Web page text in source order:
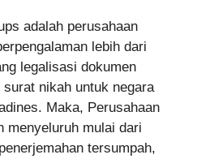
adalah perusahaan
lebih dari
legalisasi dokumen
nikah untuk negara
Maka, Perusahaan
menyeluruh mulai dari
tersumpah,